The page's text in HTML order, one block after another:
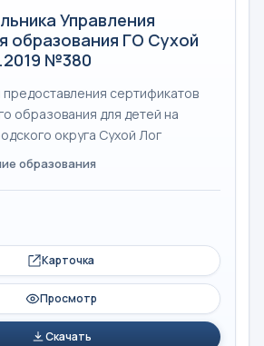
Управления
образования ГО Сухой
№380
сертификатов
образования для детей на
округа Сухой Лог
образования
Карточка
Просмотр
Скачать